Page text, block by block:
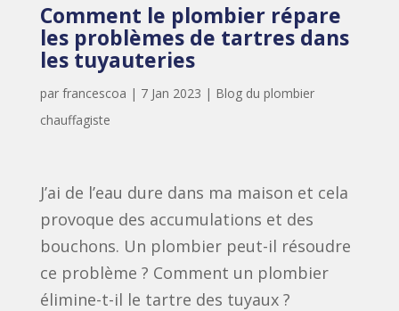
Comment le plombier répare
les problèmes de tartres dans
les tuyauteries
par francescoa | 7 Jan 2023 | Blog du plombier
chauffagiste
J’ai de l’eau dure dans ma maison et cela
provoque des accumulations et des
bouchons. Un plombier peut-il résoudre
ce problème ? Comment un plombier
élimine-t-il le tartre des tuyaux ?